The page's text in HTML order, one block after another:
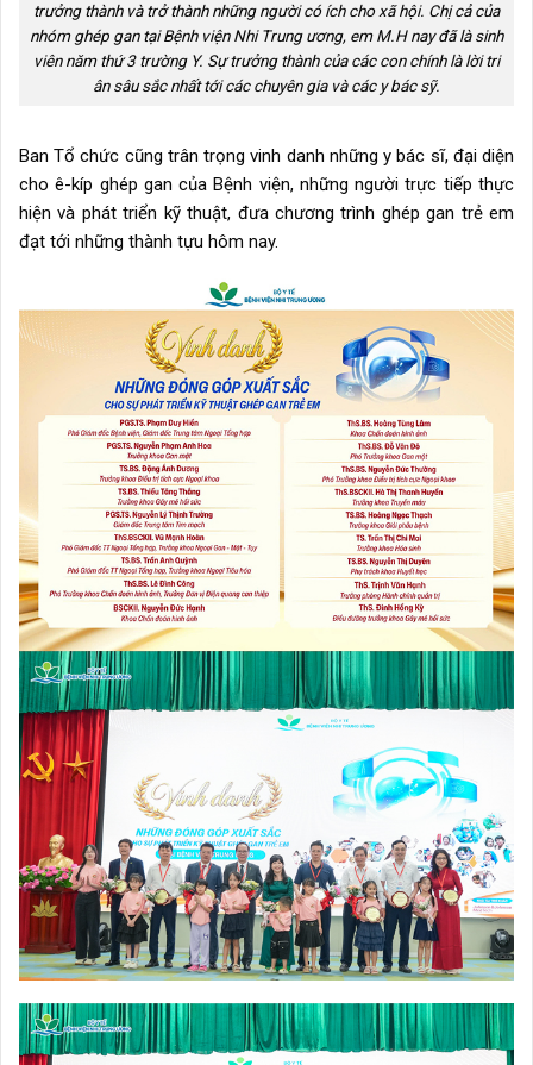
trưởng thành và trở thành những người có ích cho xã hội. Chị cả của
nhóm ghép gan tại Bệnh viện Nhi Trung ương, em M.H nay đã là sinh
viên năm thứ 3 trường Y. Sự trưởng thành của các con chính là lời tri
ân sâu sắc nhất tới các chuyên gia và các y bác sỹ.
Ban Tổ chức cũng trân trọng vinh danh những y bác sĩ, đại diện
cho ê-kíp ghép gan của Bệnh viện, những người trực tiếp thực
hiện và phát triển kỹ thuật, đưa chương trình ghép gan trẻ em
đạt tới những thành tựu hôm nay.